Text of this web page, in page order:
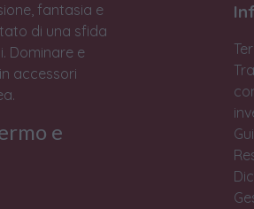
fantasia e
di una sfida
Dominare e
accessori
e